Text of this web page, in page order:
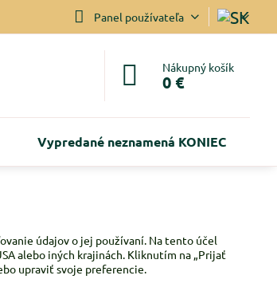
Panel používateľa
Nákupný košík
0 €
Vypredané neznamená KONIEC
údajov o jej používaní. Na tento účel
alebo iných krajinách. Kliknutím na „Prijať
upraviť svoje preferencie.